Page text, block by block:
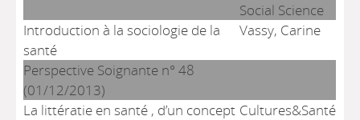
Social Science
Introduction à la sociologie de la
santé
Vassy, Carine
Perspective Soignante n° 48
(01/12/2013)
La littératie en santé , d’un concept Cultures&Santé